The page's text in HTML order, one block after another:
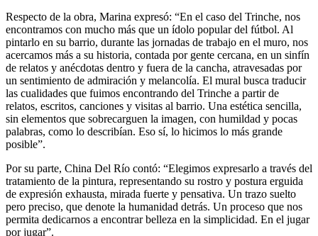
Respecto de la obra, Marina expresó: “En el caso del Trinche, nos
encontramos con mucho más que un ídolo popular del fútbol. Al
pintarlo en su barrio, durante las jornadas de trabajo en el muro, nos
acercamos más a su historia, contada por gente cercana, en un sinfín
de relatos y anécdotas dentro y fuera de la cancha, atravesadas por
un sentimiento de admiración y melancolía. El mural busca traducir
las cualidades que fuimos encontrando del Trinche a partir de
relatos, escritos, canciones y visitas al barrio. Una estética sencilla,
sin elementos que sobrecarguen la imagen, con humildad y pocas
palabras, como lo describían. Eso sí, lo hicimos lo más grande
posible”.
Por su parte, China Del Río contó: “Elegimos expresarlo a través del
tratamiento de la pintura, representando su rostro y postura erguida
de expresión exhausta, mirada fuerte y pensativa. Un trazo suelto
pero preciso, que denote la humanidad detrás. Un proceso que nos
permita dedicarnos a encontrar belleza en la simplicidad. En el jugar
por jugar”.